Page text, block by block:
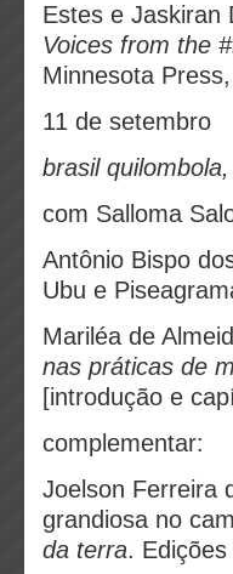
Estes e Jaskiran
Voices from the
Minnesota
11 de setembro
brasil
com Salloma
Antônio Bispo
Ubu e
Mariléa de
nas práticas de
[introdução e
complementar:
Joelson Ferreira
grandiosa no
da terra.